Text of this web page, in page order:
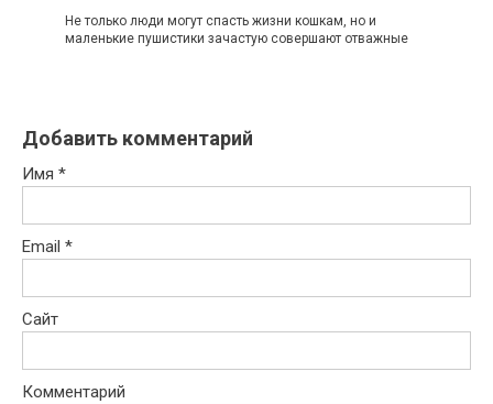
Не только люди могут спасть жизни кошкам, но и
маленькие пушистики зачастую совершают отважные
Добавить комментарий
Имя *
Email *
Сайт
Комментарий